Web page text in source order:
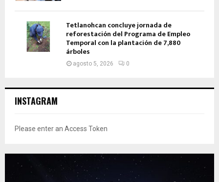
Tetlanohcan concluye jornada de
reforestación del Programa de Empleo
Temporal con la plantación de 7,880
árboles
agosto 5, 2026 0
INSTAGRAM
Please enter an Access Token